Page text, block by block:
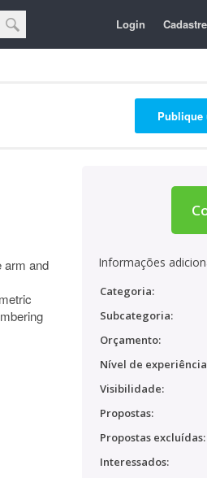
Login
Publique
arm and
Informações
Categoria:
Subcategoria:
Orçamento:
Nível de
Visibilidade:
Propostas:
Propostas excluídas:
Interessados: